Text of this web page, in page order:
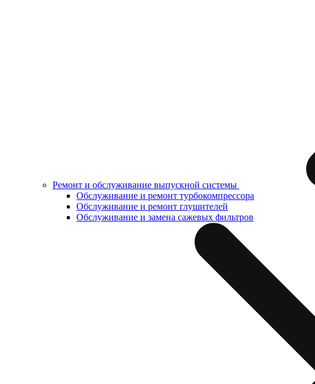
Ремонт и обслуживание выпускной системы
Обслуживание и ремонт турбокомпрессора
Обслуживание и ремонт глушителей
Обслуживание и замена сажевых фильтров